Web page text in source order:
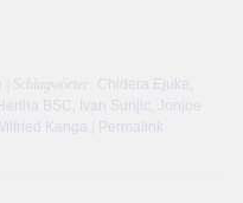
| Schlagwörter: Chidera Ejuke
BSC Ivan Sunjic
Jonjoe
Kanga Permalink